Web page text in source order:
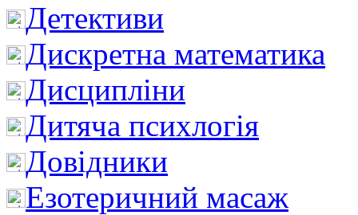
Детективи
Дискретна математика
Дисципліни
Дитяча психлогія
Довідники
Езотеричний масаж